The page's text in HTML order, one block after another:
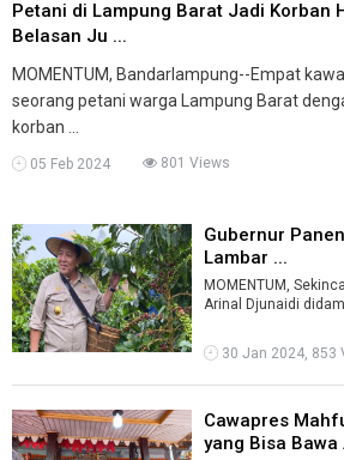
Petani di Lampung Barat Jadi Korban
Belasan Ju ...
MOMENTUM, Bandarlampung--Empat
seorang petani warga Lampung Barat
korban ...
05 Feb 2024 801 Views
Gubernur
Lambar ...
MOMENTUM,
Arinal Djunaidi
ara ...
30 Jan 2024, 853
Cawapres
yang Bisa Bawa